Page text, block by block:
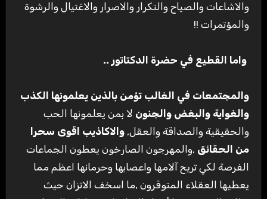
والاشاعات والصياح والتكرار والاصرار والاغتيال والرشوة
والمؤتمرات !!
واما القطيع في حضرة الدكتاتور ..
والمجتمعات في الغالب تؤمن بالذين يعلمونها الكذب
والغواية والبغض والجنون لا بمن يعلمونها الحب
والحقيقية والصداقة والعقل, والاكاذيب اقوى سحرا
من الحقائق ,والمهرجون الصارخون يعطون الجماعات
الفرصة لكي تريح آلامها واعصابها وحرمانها اعظم مما
يعطيها العقلاء المتوقرون ,ما اسخف الاتزان حيث